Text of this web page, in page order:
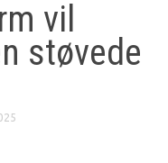
vil
støvede